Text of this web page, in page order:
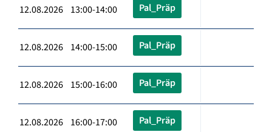
12.08.2026 13:00-14:00 Pal_Präp
12.08.2026 14:00-15:00 Pal_Präp
12.08.2026 15:00-16:00 Pal_Präp
12.08.2026 16:00-17:00 Pal_Präp